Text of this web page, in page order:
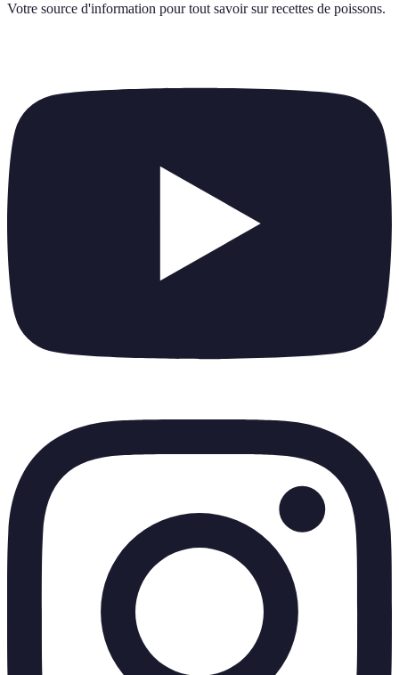
Votre source d'information pour tout savoir sur recettes de poissons.